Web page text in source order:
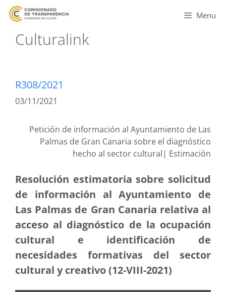
Menu
Culturalink
R308/2021
03/11/2021
Petición de información al Ayuntamiento de Las
Palmas de Gran Canaria sobre el diagnóstico
hecho al sector cultural| Estimación
Resolución estimatoria sobre solicitud
de información al Ayuntamiento de
Las Palmas de Gran Canaria relativa al
acceso al diagnóstico de la ocupación
cultural e identificación de
necesidades formativas del sector
cultural y creativo (12-VIII-2021)